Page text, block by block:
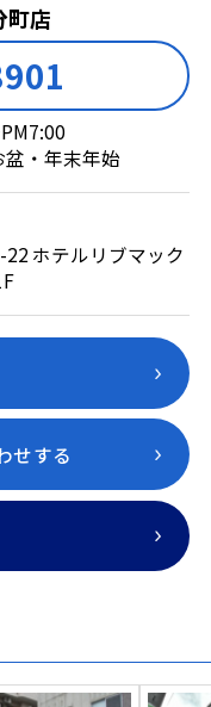
町店
盆・年末年始
ホテルリブマック
せする